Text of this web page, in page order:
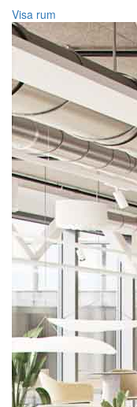
Visa rum